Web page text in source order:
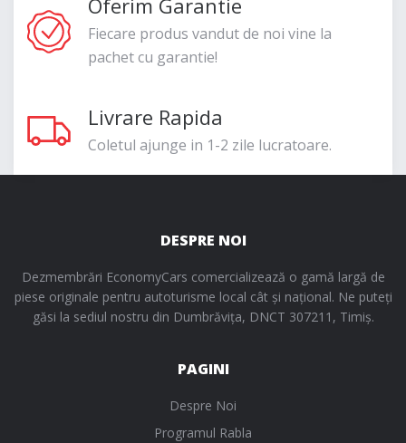
Fiecare produs vandut de noi vine la
pachet cu garantie!
Livrare Rapida
Coletul ajunge in 1-2 zile lucratoare.
DESPRE NOI
Dezmembrări EconomyCars comercializează o gamă largă de
piese originale pentru autoturisme local cât și național. Ne puteți
găsi la sediul nostru din Dumbrăvița, DNCT 307211, Timiș.
PAGINI
Despre Noi
Programul Rabla